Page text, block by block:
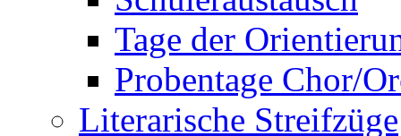
Tage der
Probentage Chor/
Literarische Streifzüge